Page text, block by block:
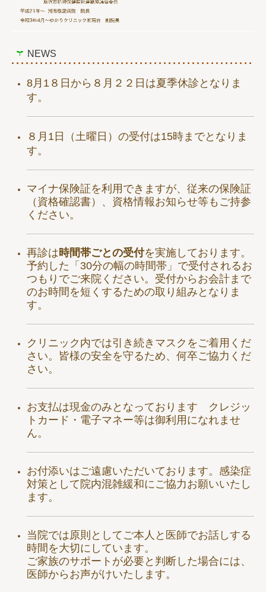
NEWS
8月1８日から８月２２日は夏季休診となりま
す。
８月1日（土曜日）の受付は15時までとなりま
す。
マイナ保険証を利用できますが、従来の保険証
（資格確認書）、資格情報お知らせ等もご持参
ください。
再診は時間帯ごとの受付を実施しております。
予約した「30分の幅の時間帯」で受付されるお
つもりでご来院ください。 受付からお会計まで
のお時間を短くするための取り組みとなりま
す。
クリニック内では引き続きマスクをご着用くだ
さい。皆様の安全を守るため、何卒ご協力くだ
さい。
お支払は現金のみとなっております クレジッ
トカード・電子マネー等は御利用になれませ
ん。
お付添いはご遠慮いただいております。 感染症
対策として院内混雑緩和にご協力お願いいたし
ます。
当院では原則としてご本人と医師でお話しする
時間を大切にしています。
ご家族のサポートが必要と判断した場合には、
医師からお声がけいたします。